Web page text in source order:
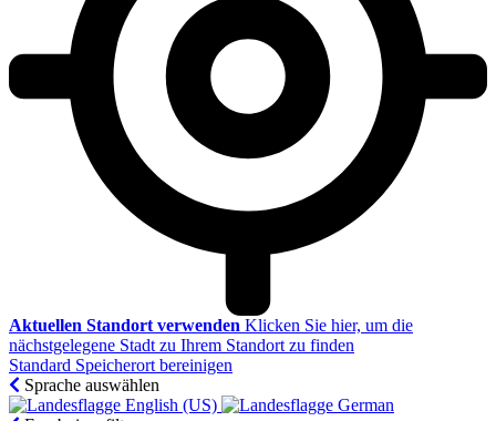
Aktuellen Standort verwenden Klicken Sie hier, um die
nächstgelegene Stadt zu Ihrem Standort zu finden
Standard Speicherort bereinigen
Sprache auswählen
English (US)‎
German‎